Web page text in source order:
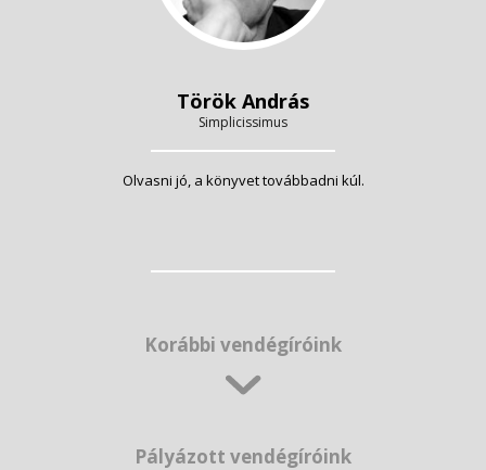
Török András
Simplicissimus
Olvasni jó, a könyvet továbbadni kúl.
Korábbi vendégíróink
Pályázott vendégíróink